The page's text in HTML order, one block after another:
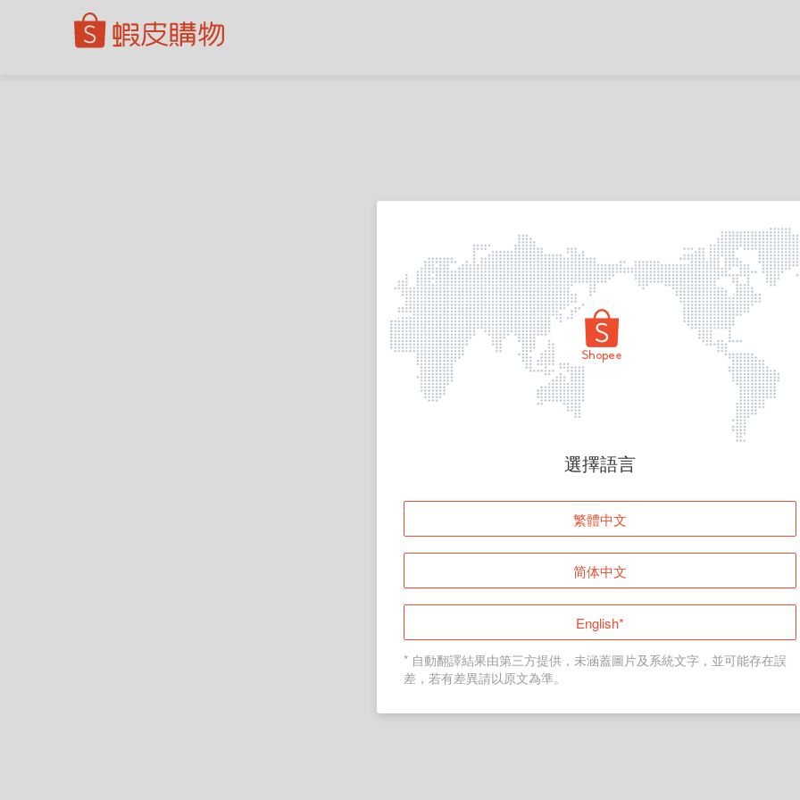
頁面無法顯示
登入
返回首頁
選擇語言
繁體中文
简体中文
English*
* 自動翻譯結果由第三方提供，未涵蓋圖片及系統文字，並可能存在誤
差，若有差異請以原文為準。